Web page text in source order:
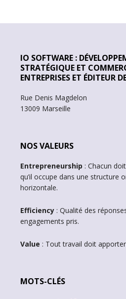
IO SOFTWARE :
STRATÉGIQUE ET
ENTREPRISES ET ÉDITEUR
Rue Denis Magdelon
13009 Marseille
NOS VALEURS
Entrepreneurship : Chacun
qu’il occupe dans une structure
horizontale.
Efficiency : Qualité des
engagements pris.
Value : Tout travail doit
MOTS-CLÉS